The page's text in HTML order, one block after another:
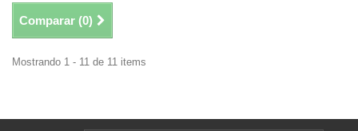
Comparar (0)
Mostrando 1 - 11 de 11 items